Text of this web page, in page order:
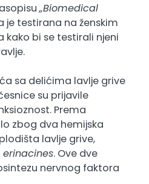
„Biomedical
je testirana na ženskim
kako bi se testirali njeni
sa delićima lavlje grive
su prijavile
Prema
zbog dva hemijska
lavlje grive,
erinacines. Ove dve
nervnog faktora